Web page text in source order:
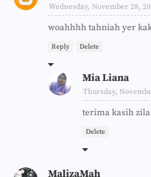
Wednesday, November 28,
woahhhh tahniah yer
Reply Delete
Mia Liana
Thursday,
terima kasih
Delete
MalizaMah